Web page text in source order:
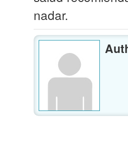
nadar.